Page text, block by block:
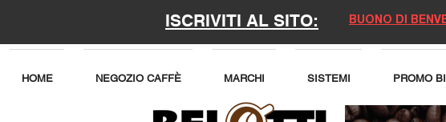
ISCRIVITI AL SITO: BUONO DI
HOME NEGOZIO CAFFÈ MARCHI SISTEMI PROMO